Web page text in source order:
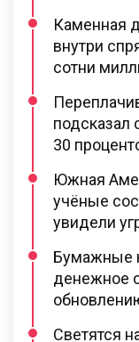
Каменная
внутри
сотни
подсказал
30
Южная
учёные
увидели
Бумажные
денежное
Светятся